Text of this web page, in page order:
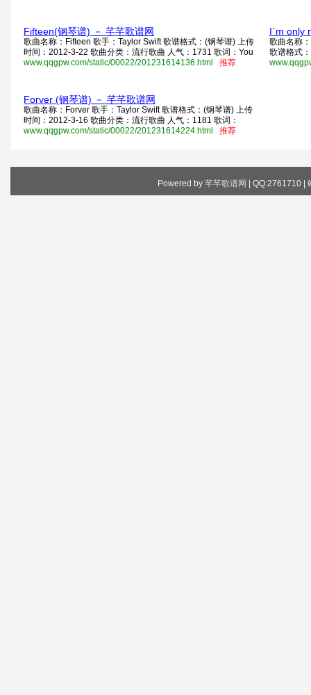
Fifteen(钢琴谱) － 芊芊歌谱网
歌曲名称：Fifteen 歌手：Taylor Swift 歌谱格式：(钢琴谱) 上传
时间：2012-3-22 歌曲分类：流行歌曲 人气：1731 歌词：You
www.qqgpw.com/static/00022/201231614136.html 推荐
I`m only
歌曲名称
歌谱格式
Forver (钢琴谱) － 芊芊歌谱网
歌曲名称：Forver 歌手：Taylor Swift 歌谱格式：(钢琴谱) 上传
时间：2012-3-16 歌曲分类：流行歌曲 人气：1181 歌词：
www.qqgpw.com/static/00022/201231614224.html 推荐
Powered by 芊芊歌谱网 | QQ:2761710 |